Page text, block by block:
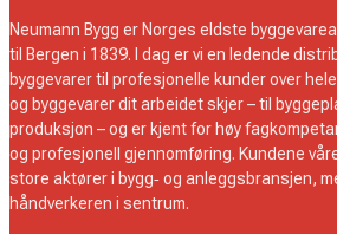
Neumann Bygg er Norges eldste
til Bergen i 1839. I dag er vi en ledende
byggevarer til profesjonelle kunder over
og byggevarer dit arbeidet skjer – til
produksjon – og er kjent for høy
og profesjonell gjennomføring. Kundene
store aktører i bygg‑ og anleggsbransjen,
håndverkeren i sentrum.